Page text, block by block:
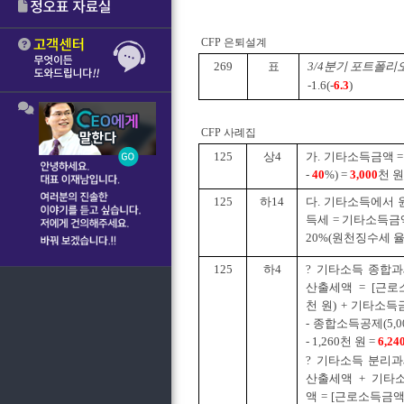
CFP 은퇴설계
269 표
3/4분기 포트폴리
-1.6(-6.3)
CFP 사례집
125 상4
가. 기타소득금액
- 40%) = 3,000천 원
125
하14
다. 기타소득에서
득세 = 기타소득금
20%(원천징수세
125 하4
? 기타소득 종합
산출세액 = [근로
천 원) + 기타소득
- 종합소득공제
- 1,260천 원 =
? 기타소득 분리
산출세액 + 기타
액 = [근로소득금